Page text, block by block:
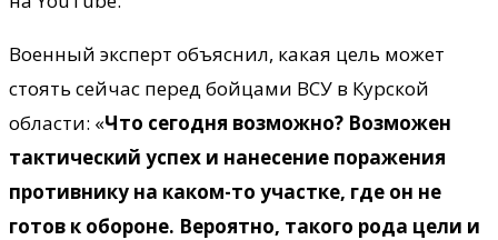
Военный эксперт объяснил, какая цель может
стоять сейчас перед бойцами ВСУ в Курской
области: «Что сегодня возможно? Возможен
тактический успех и нанесение поражения
противнику на каком-то участке, где он не
готов к обороне. Вероятно, такого рода цели и